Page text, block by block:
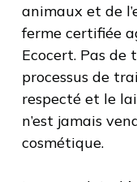
animaux et de
ferme certifiée
Ecocert. Pas
processus de
respecté et le
n’est jamais
cosmétique.